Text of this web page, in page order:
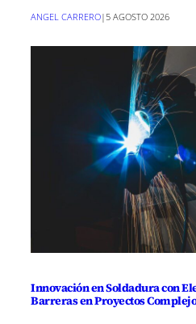
ANGEL CARRERO| 5 AGOSTO 2026
Innovación en Soldadura con
Barreras en Proyectos